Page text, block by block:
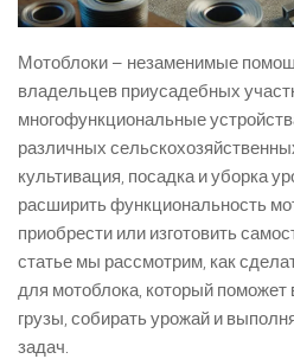
Мотоблоки – незаменимые
владельцев приусадебных
многофункциональные
различных
культивация, посадка и уборка
расширить функциональность
приобрести или изготовить
статье мы рассмотрим, как
для мотоблока, который поможет
грузы, собирать урожай и
задач.